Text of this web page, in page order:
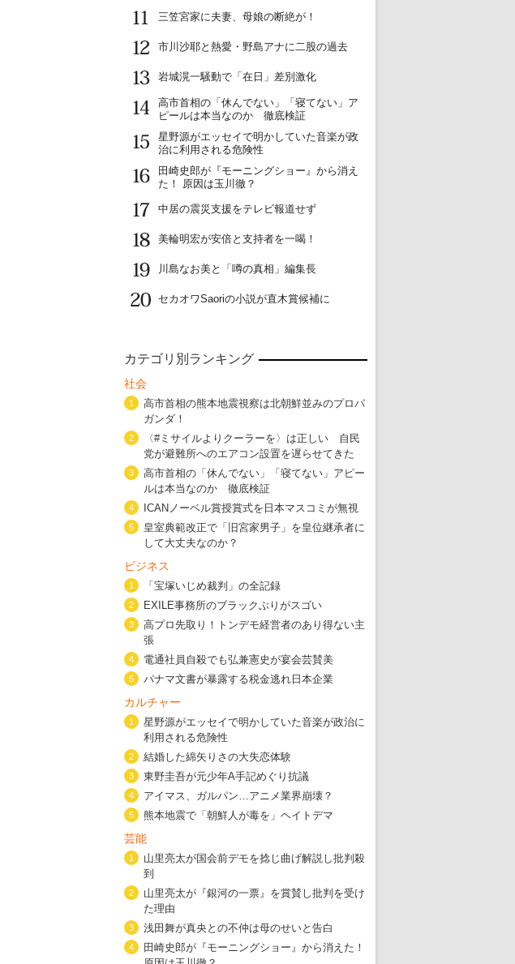
11
三笠宮家に夫妻、母娘の断絶が！
12
市川沙耶と熱愛・野島アナに二股の過去
13
岩城滉一騒動で「在日」差別激化
14
高市首相の「休んでない」「寝てない」ア
ピールは本当なのか 徹底検証
15
星野源がエッセイで明かしていた音楽が政
治に利用される危険性
16
田崎史郎が『モーニングショー』から消え
た！ 原因は玉川徹？
17
中居の震災支援をテレビ報道せず
18
美輪明宏が安倍と支持者を一喝！
19
川島なお美と「噂の真相」編集長
20
セカオワSaoriの小説が直木賞候補に
カテゴリ別ランキング
社会
1
高市首相の熊本地震視察は北朝鮮並みのプロパ
ガンダ！
2
〈#ミサイルよりクーラーを〉は正しい 自民
党が避難所へのエアコン設置を遅らせてきた
3
高市首相の「休んでない」「寝てない」アピー
ルは本当なのか 徹底検証
4 ICANノーベル賞授賞式を日本マスコミが無視
5
皇室典範改正で「旧宮家男子」を皇位継承者に
して大丈夫なのか？
ビジネス
1 「宝塚いじめ裁判」の全記録
2 EXILE事務所のブラックぶりがスゴい
3
高プロ先取り！トンデモ経営者のあり得ない主
張
4 電通社員自殺でも弘兼憲史が宴会芸賛美
5 パナマ文書が暴露する税金逃れ日本企業
カルチャー
1
星野源がエッセイで明かしていた音楽が政治に
利用される危険性
2 結婚した綿矢りさの大失恋体験
3 東野圭吾が元少年A手記めぐり抗議
4 アイマス、ガルパン…アニメ業界崩壊？
5 熊本地震で「朝鮮人が毒を」ヘイトデマ
芸能
1
山里亮太が国会前デモを捻じ曲げ解説し批判殺
到
2
山里亮太が『銀河の一票』を賞賛し批判を受け
た理由
3 浅田舞が真央との不仲は母のせいと告白
4
田崎史郎が『モーニングショー』から消えた！